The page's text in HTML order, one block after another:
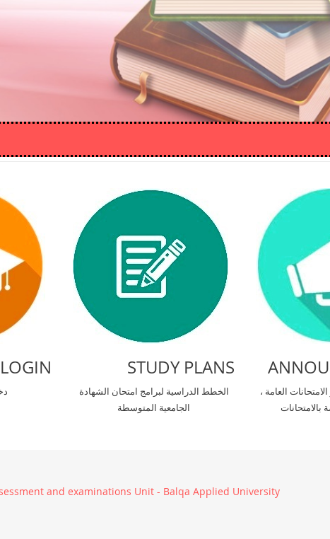
STUDY PLANS
الخطط الدراسية لبرامج امتحان الشهادة
الجامعية المتوسطة
العامة ،
بالامتحانات
and examinations Unit - Balqa Applied University